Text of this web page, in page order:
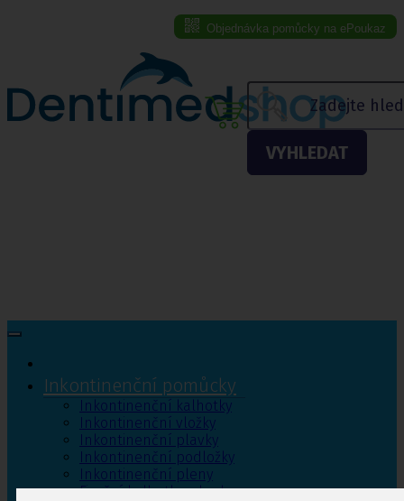
Objednávka pomůcky na ePoukaz
VYHLEDAT
Inkontinenční pomůcky
Inkontinenční kalhotky
Inkontinenční vložky
Inkontinenční plavky
Inkontinenční podložky
Inkontinenční pleny
Fixační kalhotky a body